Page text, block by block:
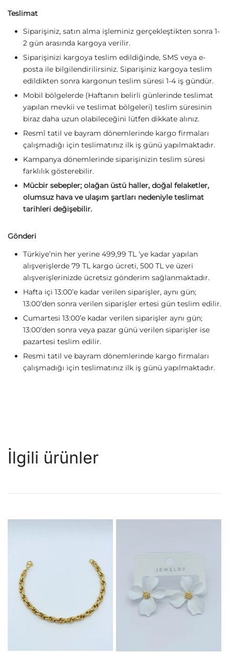
Teslimat
Siparişiniz, satın alma işleminiz gerçekleştikten sonra 1-
2 gün arasında kargoya verilir.
Siparişinizi kargoya teslim edildiğinde, SMS veya e-
posta ile bilgilendirilirsiniz. Siparişiniz kargoya teslim
edildikten sonra kargonun teslim süresi 1-4 iş gündür.
Mobil bölgelerde (Haftanın belirli günlerinde teslimat
yapılan mevkii ve teslimat bölgeleri) teslim süresinin
biraz daha uzun olabileceğini lütfen dikkate alınız.
Resmî tatil ve bayram dönemlerinde kargo firmaları
çalışmadığı için teslimatınız ilk iş günü yapılmaktadır.
Kampanya dönemlerinde siparişinizin teslim süresi
farklılık gösterebilir.
Mücbir sebepler; olağan üstü haller, doğal felaketler,
olumsuz hava ve ulaşım şartları nedeniyle teslimat
tarihleri değişebilir.
Gönderi
Türkiye’nin her yerine 499,99 TL ‘ye kadar yapılan
alışverişlerde 79 TL kargo ücreti, 500 TL ve üzeri
alışverişlerinizde ücretsiz gönderim sağlanmaktadır.
Hafta içi 13:00’e kadar verilen siparişler, aynı gün;
13:00’den sonra verilen siparişler ertesi gün teslim edilir.
Cumartesi 13:00’e kadar verilen siparişler aynı gün;
13:00’den sonra veya pazar günü verilen siparişler ise
pazartesi teslim edilir.
Resmi tatil ve bayram dönemlerinde kargo firmaları
çalışmadığı için teslimatınız ilk iş günü yapılmaktadır.
İlgili ürünler